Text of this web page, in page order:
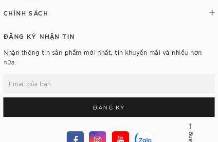
CHÍNH SÁCH
ĐĂNG KÝ NHẬN TIN
Nhận thông tin sản phẩm mới nhất, tin khuyến mãi và nhiều hơn
nữa.
ĐĂNG KÝ